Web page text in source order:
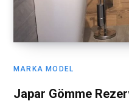
MARKA MODEL
Japar Gömme